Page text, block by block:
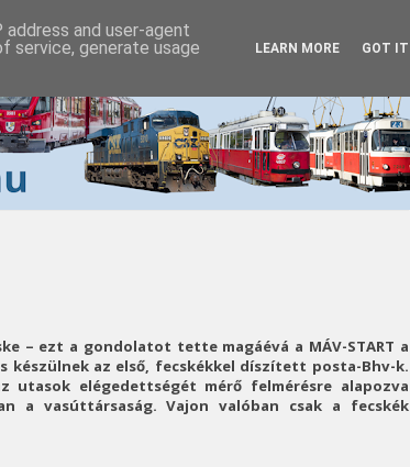
– ezt a gondolatot tette magáévá a MÁV-START a
készülnek az első, fecskékkel díszített posta-Bhv-k.
utasok elégedettségét mérő felmérésre alapozva
a vasúttársaság. Vajon valóban csak a fecskék
and user-agent
service, generate usage
LEARN MORE GOT IT